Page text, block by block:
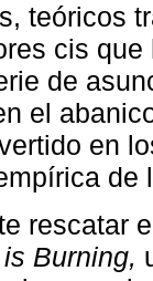
teóricos
cis
de
el
en
rescatar
Burning,